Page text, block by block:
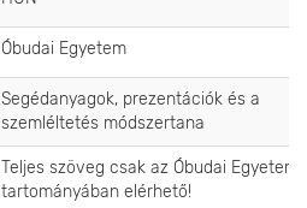
Óbudai Egyetem
Segédanyagok, prezentációk és a
szemléltetés módszertana
Teljes szöveg csak az Óbudai Egyetem
tartományában elérhető!